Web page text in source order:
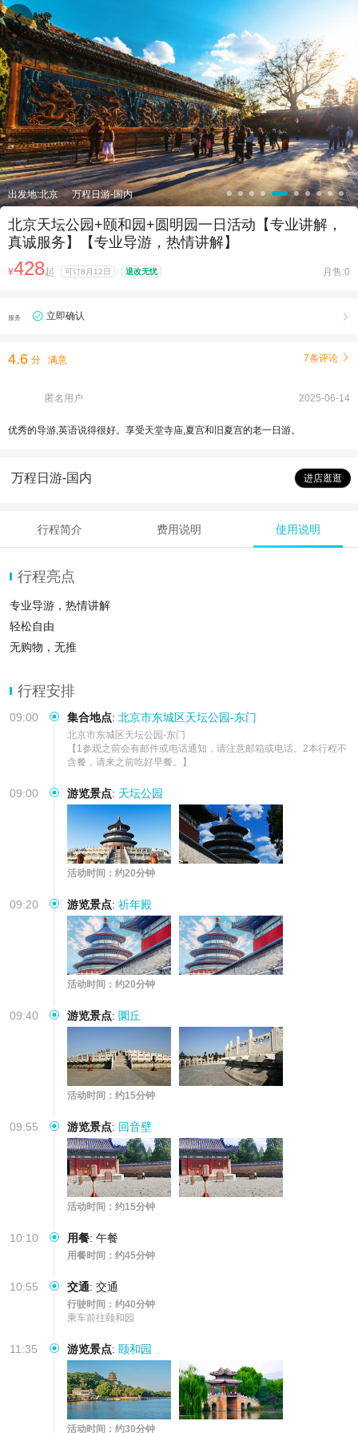
出发地:北京 万程日游-国内
北京天坛公园+颐和园+圆明园一日活动【专业讲解，
真诚服务】【专业导游，热情讲解】
¥428起 可订8月12日 退改无忧 月售:0
服务 立即确认 
4.6 分 满意 7条评论 
匿名用户 2025-06-14
优秀的导游,英语说得很好。享受天堂寺庙,夏宫和旧夏宫的老一日游。
万程日游-国内 进店逛逛
行程简介 费用说明 使用说明
行程亮点
专业导游，热情讲解
轻松自由
无购物，无推
行程安排
09:00 集合地点: 北京市东城区天坛公园-东门
北京市东城区天坛公园-东门
【1参观之前会有邮件或电话通知，请注意邮箱或电话。2本行程不
含餐，请来之前吃好早餐。】
09:00 游览景点: 天坛公园
活动时间：约20分钟
09:20 游览景点: 祈年殿
活动时间：约20分钟
09:40 游览景点: 圜丘
活动时间：约15分钟
09:55 游览景点: 回音壁
活动时间：约15分钟
10:10 用餐: 午餐
用餐时间：约45分钟
10:55 交通: 交通
行驶时间：约40分钟
乘车前往颐和园
11:35 游览景点: 颐和园
活动时间：约30分钟
